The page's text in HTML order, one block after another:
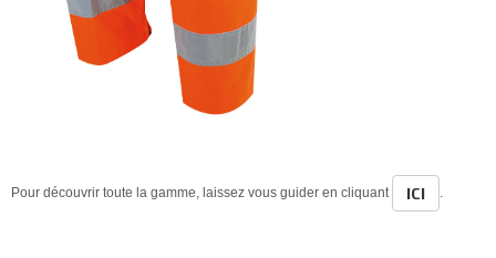
Pour découvrir toute la gamme, laissez vous guider en cliquant ICI